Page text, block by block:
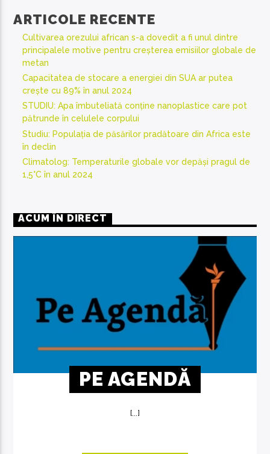
ARTICOLE RECENTE
Cultivarea orezului african s-a dovedit a fi unul dintre
principalele motive pentru creșterea emisiilor globale de
metan
Capacitatea de stocare a energiei din SUA ar putea
crește cu 89% în anul 2024
STUDIU: Apa îmbuteliată conține nanoplastice care pot
pătrunde în celulele corpului
Studiu: Populația de păsărilor pradătoare din Africa este
în declin
Climatolog: Temperaturile globale vor depăși pragul de
1,5°C în anul 2024
ACUM ÎN DIRECT
PE AGENDĂ
[...]